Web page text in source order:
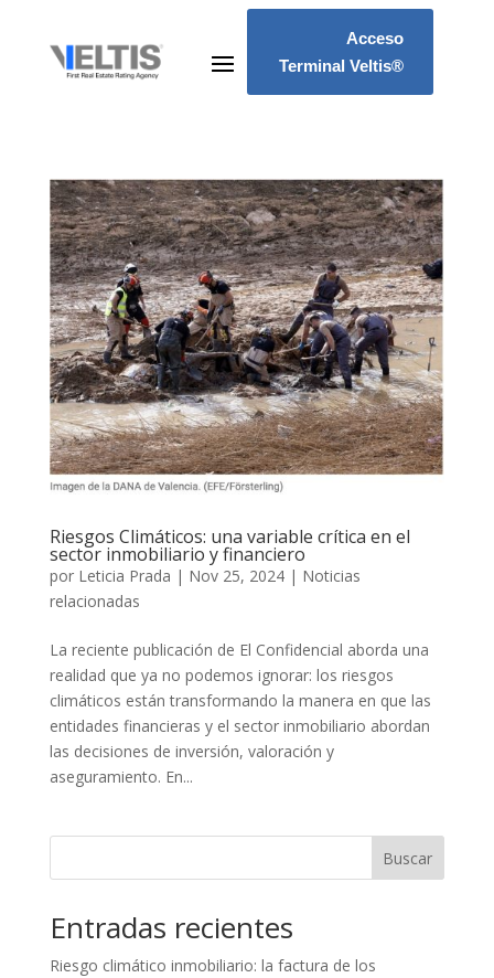
Acceso
Terminal Veltis®
Riesgos Climáticos: una variable crítica en el
sector inmobiliario y financiero
por Leticia Prada | Nov 25, 2024| Noticias
relacionadas
La reciente publicación de El Confidencial aborda una
realidad que ya no podemos ignorar: los riesgos
climáticos están transformando la manera en que las
entidades financieras y el sector inmobiliario abordan
las decisiones de inversión, valoración y
aseguramiento. En...
Buscar
Entradas recientes
Riesgo climático inmobiliario: la factura de los